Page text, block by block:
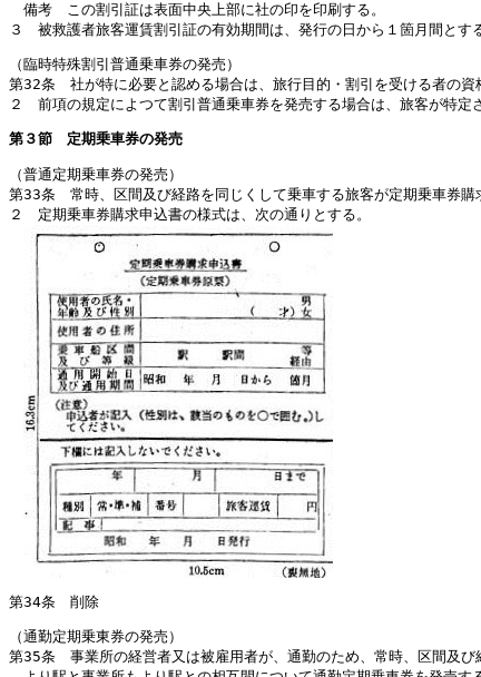
備考 この割引証は表面中央上部に社の印を印刷する。
３ 被救護者旅客運賃割引証の有効期間は、発行の日から１箇月間とする
（臨時特殊割引普通乗車券の発売）
第32条 社が特に必要と認める場合は、旅行目的・割引を受ける者の
２ 前項の規定によつて割引普通乗車券を発売する場合は、旅客が特
第３節 定期乗車券の発売
（普通定期乗車券の発売）
第33条 常時、区間及び経路を同じくして乗車する旅客が定期乗車券購
２ 定期乗車券購求申込書の様式は、次の通りとする。
第34条 削除
（通勤定期乗東券の発売）
第35条 事業所の経営者又は被雇用者が、通勤のため、常時、区間及び